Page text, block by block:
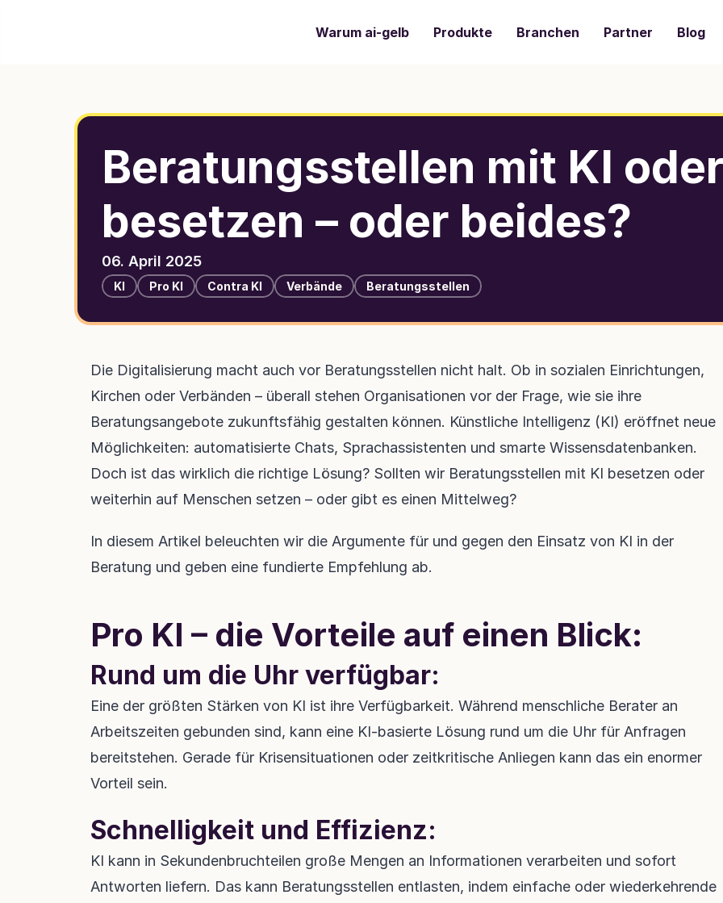
Beratungsstellen mit KI
besetzen – oder beides?
06. April 2025
KI Pro KI Contra KI Verbände Beratungsstellen
Die Digitalisierung macht auch vor Beratungsstellen nicht halt. Ob in sozialen Einrichtungen,
Kirchen oder Verbänden – überall stehen Organisationen vor der Frage, wie sie ihre
Beratungsangebote zukunftsfähig gestalten können. Künstliche Intelligenz (KI) eröffnet neue
Möglichkeiten: automatisierte Chats, Sprachassistenten und smarte Wissensdatenbanken.
Doch ist das wirklich die richtige Lösung? Sollten wir Beratungsstellen mit KI besetzen oder
weiterhin auf Menschen setzen – oder gibt es einen Mittelweg?
In diesem Artikel beleuchten wir die Argumente für und gegen den Einsatz von KI in der
Beratung und geben eine fundierte Empfehlung ab.
Pro KI – die Vorteile auf einen Blick:
Rund um die Uhr verfügbar:
Eine der größten Stärken von KI ist ihre Verfügbarkeit. Während menschliche Berater an
Arbeitszeiten gebunden sind, kann eine KI-basierte Lösung rund um die Uhr für Anfragen
bereitstehen. Gerade für Krisensituationen oder zeitkritische Anliegen kann das ein enormer
Vorteil sein.
Schnelligkeit und Effizienz:
KI kann in Sekundenbruchteilen große Mengen an Informationen verarbeiten und sofort
Antworten liefern. Das kann Beratungsstellen entlasten, indem einfache oder wiederkehrende
Warum ai-gelb Produkte Branchen Partner Blog